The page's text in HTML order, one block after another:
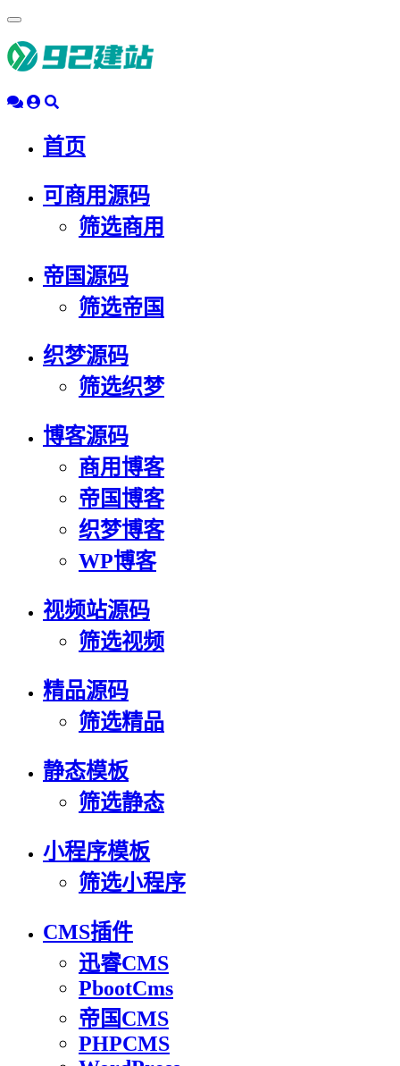
动
导
首页
可商用源码
筛选商用
帝国源码
筛选帝国
织梦源码
筛选织梦
博客源码
商用博客
帝国博客
织梦博客
WP博客
视频站源码
筛选视频
精品源码
筛选精品
静态模板
筛选静态
小程序模板
筛选小程序
CMS插件
迅睿CMS
PbootCms
帝国CMS
PHPCMS